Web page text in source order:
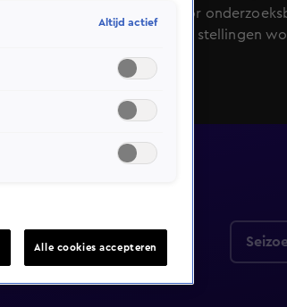
gepeild door
de basis. De stellingen
bediscussieerd door
we geven vooral het
praktijk; de Nederlandse
Altijd actief
Alle cookies accepteren